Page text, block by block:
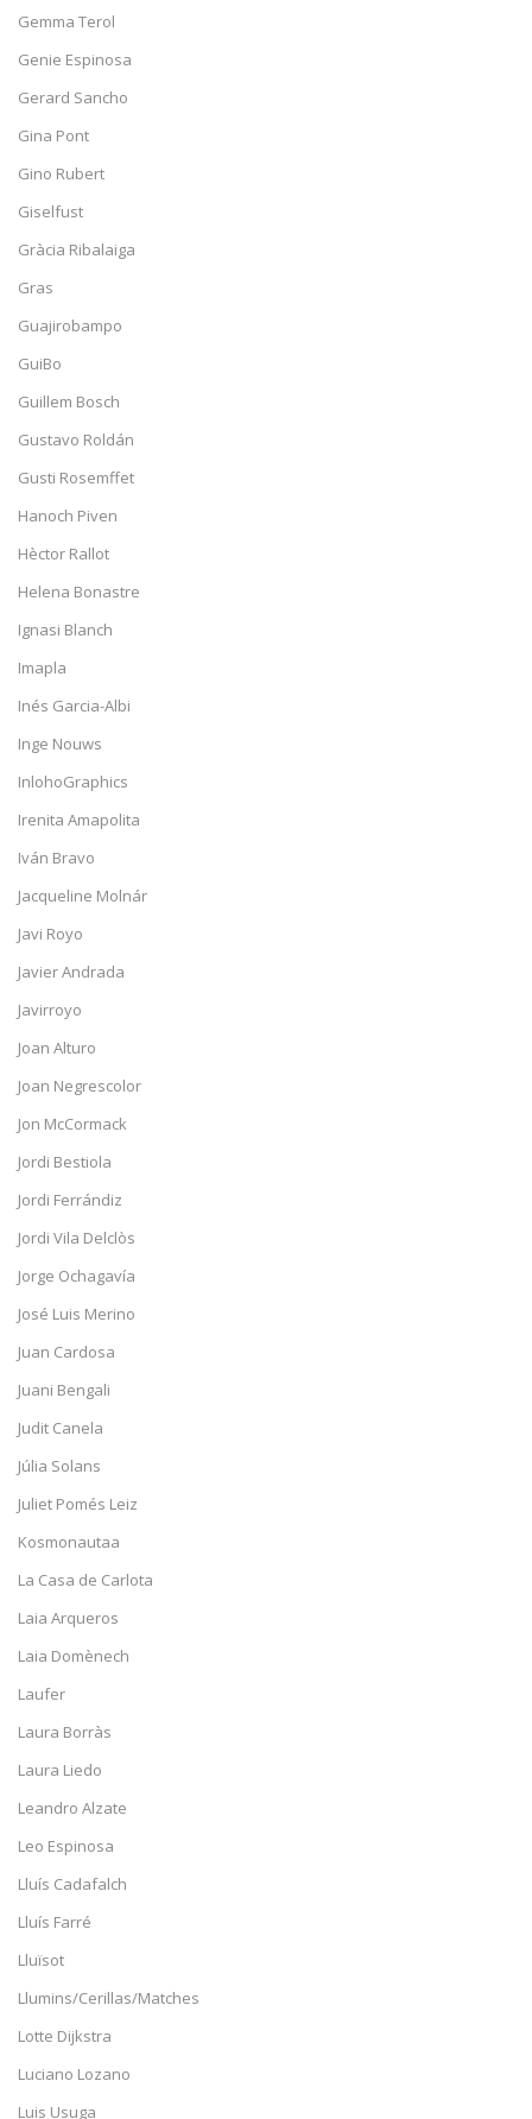
Gemma Terol
Genie Espinosa
Gerard Sancho
Gina Pont
Gino Rubert
Giselfust
Gràcia Ribalaiga
Gras
Guajirobampo
GuiBo
Guillem Bosch
Gustavo Roldán
Gusti Rosemffet
Hanoch Piven
Hèctor Rallot
Helena Bonastre
Ignasi Blanch
Imapla
Inés Garcia-Albi
Inge Nouws
InlohoGraphics
Irenita Amapolita
Iván Bravo
Jacqueline Molnár
Javi Royo
Javier Andrada
Javirroyo
Joan Alturo
Joan Negrescolor
Jon McCormack
Jordi Bestiola
Jordi Ferrándiz
Jordi Vila Delclòs
Jorge Ochagavía
José Luis Merino
Juan Cardosa
Juani Bengali
Judit Canela
Júlia Solans
Juliet Pomés Leiz
Kosmonautaa
La Casa de Carlota
Laia Arqueros
Laia Domènech
Laufer
Laura Borràs
Laura Liedo
Leandro Alzate
Leo Espinosa
Lluís Cadafalch
Lluís Farré
Lluïsot
Llumins/Cerillas/Matches
Lotte Dijkstra
Luciano Lozano
Luis Usuga